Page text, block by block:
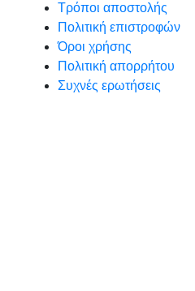
Τρόποι αποστολής
Πολιτική επιστροφών
Όροι χρήσης
Πολιτική απορρήτου
Συχνές ερωτήσεις